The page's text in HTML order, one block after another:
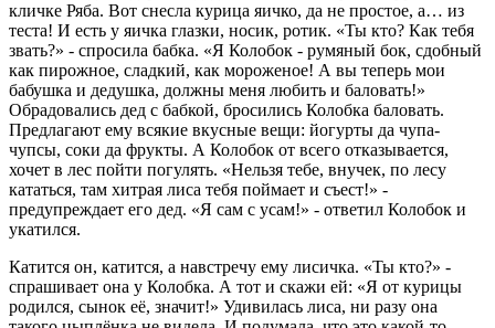
кличке Ряба. Вот снесла курица яичко, да не простое, а… из
теста! И есть у яичка глазки, носик, ротик. «Ты кто? Как тебя
звать?» - спросила бабка. «Я Колобок - румяный бок, сдобный
как пирожное, сладкий, как мороженое! А вы теперь мои
бабушка и дедушка, должны меня любить и баловать!»
Обрадовались дед с бабкой, бросились Колобка баловать.
Предлагают ему всякие вкусные вещи: йогурты да чупа-
чупсы, соки да фрукты. А Колобок от всего отказывается,
хочет в лес пойти погулять. «Нельзя тебе, внучек, по лесу
кататься, там хитрая лиса тебя поймает и съест!» -
предупреждает его дед. «Я сам с усам!» - ответил Колобок и
укатился.
Катится он, катится, а навстречу ему лисичка. «Ты кто?» -
спрашивает она у Колобка. А тот и скажи ей: «Я от курицы
родился, сынок её, значит!» Удивилась лиса, ни разу она